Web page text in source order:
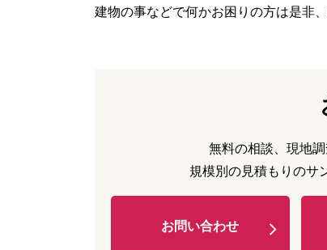
建物の事などで何かお困りの方は是非
無料の相談、現地
規模別の見積もりのサ
お問い合わせ